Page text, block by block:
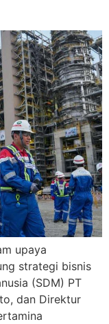
upaya
strategi bisnis
(SDM) PT
dan Direktur